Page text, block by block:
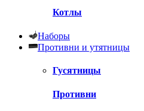
Котлы
Наборы
Противни и утятницы
Гусятницы
Противни